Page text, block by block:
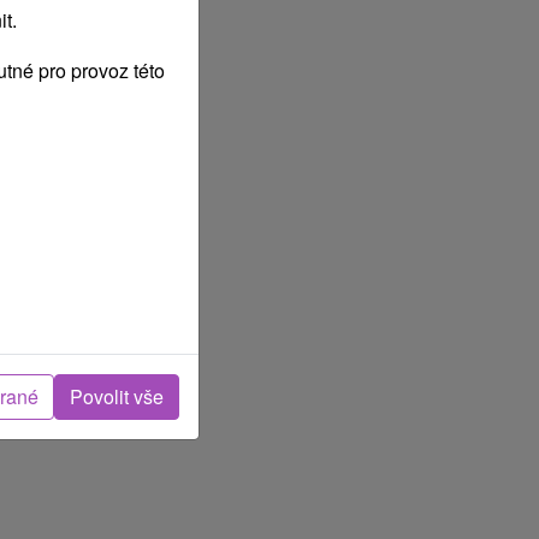
pro provoz této
Povolit vše